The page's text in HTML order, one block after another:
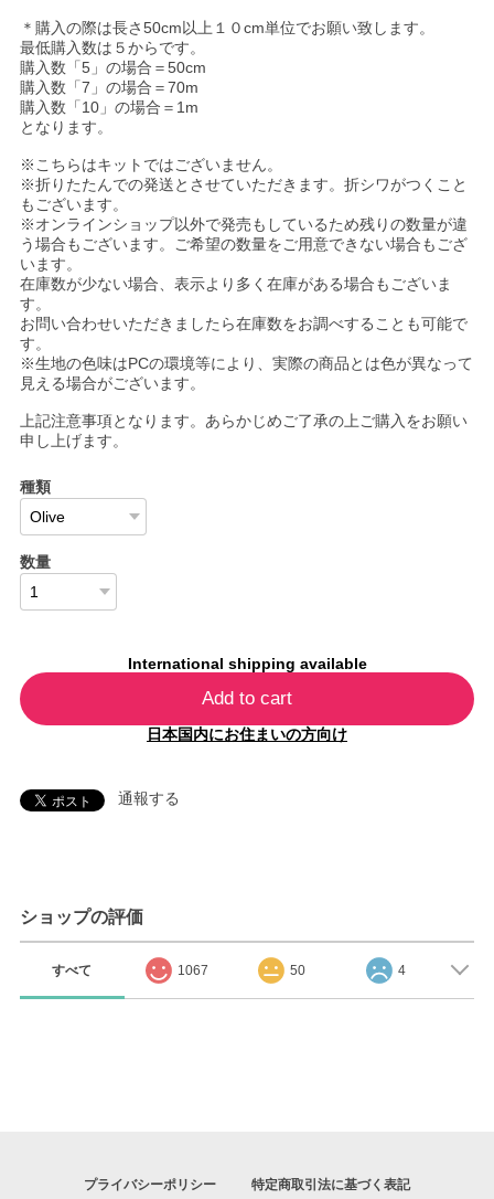
＊購入の際は長さ50cm以上１０cm単位でお願い致します。
最低購入数は５からです。
購入数「5」の場合＝50cm
購入数「7」の場合＝70m
購入数「10」の場合＝1m
となります。
※こちらはキットではございません。
※折りたたんでの発送とさせていただきます。折シワがつくこと
もございます。
※オンラインショップ以外で発売もしているため残りの数量が違
う場合もございます。ご希望の数量をご用意できない場合もござ
います。
在庫数が少ない場合、表示より多く在庫がある場合もございま
す。
お問い合わせいただきましたら在庫数をお調べすることも可能で
す。
※生地の色味はPCの環境等により、実際の商品とは色が異なって
見える場合がございます。
上記注意事項となります。あらかじめご了承の上ご購入をお願い
申し上げます。
種類
数量
International shipping available
Add to cart
日本国内にお住まいの方向け
通報する
ショップの評価
すべて 1067 50 4
プライバシーポリシー 特定商取引法に基づく表記